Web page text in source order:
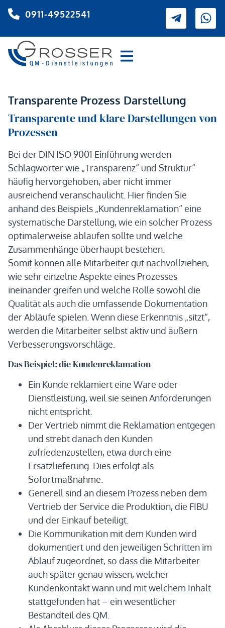
0911-49522541
Transparente Prozess Darstellung
Transparente und klare Darstellungen von
Prozessen
Bei der DIN ISO 9001 Einführung werden
Schlagwörter wie „Transparenz“ und Struktur“
häufig hervorgehoben, aber nicht immer
ausreichend veranschaulicht. Hier finden Sie
anhand des Beispiels „Kundenreklamation“ eine
systematische Darstellung, wie ein solcher Prozess
optimalerweise ablaufen sollte und welche
Zusammenhänge überhaupt bestehen.
Somit können alle Mitarbeiter gut nachvollziehen,
wie sehr einzelne Aspekte eines Prozesses
ineinander greifen und welche Rolle sowohl die
Qualität als auch die umfassende Dokumentation
der Abläufe spielen. Wenn diese Erkenntnis „sitzt“,
werden die Mitarbeiter selbst aktiv und äußern
Verbesserungsvorschläge.
Das Beispiel: die Kundenreklamation
Ein Kunde reklamiert eine Ware oder
Dienstleistung, weil sie seinen Anforderungen
nicht entspricht.
Der Vertrieb nimmt die Reklamation entgegen
und strebt danach den Kunden
zufriedenzustellen, etwa durch eine
Ersatzlieferung. Dies erfolgt als
Sofortmaßnahme.
Generell sind an diesem Prozess neben dem
Vertrieb der Service die Produktion, die FIBU
und der Einkauf beteiligt.
Die Kommunikation mit dem Kunden wird
dokumentiert und den jeweiligen Schritten im
Ablauf zugeordnet, so dass die Mitarbeiter
auch später genau wissen, welcher
Kundenkontakt wann und mit welchem Inhalt
stattgefunden hat – ein wesentlicher
Bestandteil des QM.